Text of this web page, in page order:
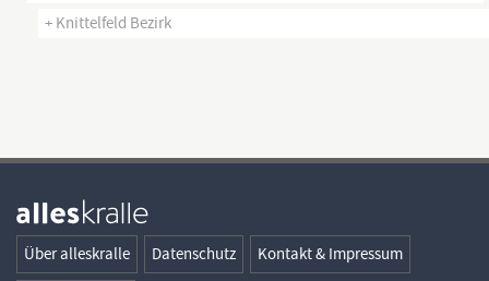
+ Knittelfeld Bezirk
Über alleskralle Datenschutz Kontakt & Impressum